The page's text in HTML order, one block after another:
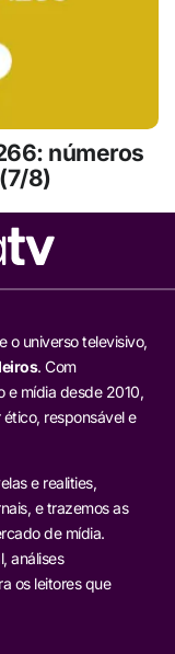
números
8)
o universo televisivo,
. Com
e mídia desde 2010,
responsável e
e realities,
e trazemos as
de mídia.
análises
os leitores que